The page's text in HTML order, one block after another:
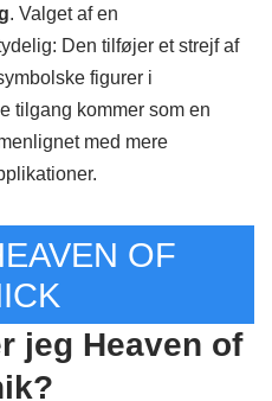
. Valget af en
Den tilføjer et strejf af
figurer i
tilgang kommer som en
med mere
OF
jeg Heaven of